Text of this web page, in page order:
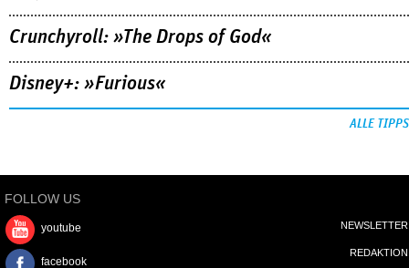
Crunchyroll: »The Drops of God«
Disney+: »Furious«
ALLE TIPPS
FOLLOW US
youtube
facebook
NEWSLETTER
REDAKTION